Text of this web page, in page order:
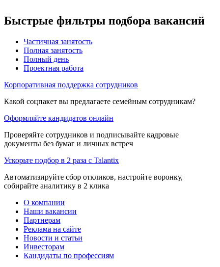
Быстрые фильтры подбора вакансий
Частичная занятость
Полная занятость
Полный день
Проектная работа
Корпоративная поддержка сотрудников
Какой соцпакет вы предлагаете семейным сотрудникам?
Оформляйте кандидатов онлайн
Проверяйте сотрудников и подписывайте кадровые
документы без бумаг и личных встреч
Ускорьте подбор в 2 раза с Talantix
Автоматизируйте сбор откликов, настройте воронку,
собирайте аналитику в 2 клика
О компании
Наши вакансии
Партнерам
Реклама на сайте
Новости и статьи
Инвесторам
Кандидаты по профессиям